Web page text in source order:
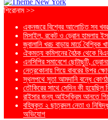
শিরোনাম >>
একনজরে বিশ্বের আলোচিত সব খবর
মিসাইল, রকেট ও ড্রোন হামলায়
জ্বালানি খরচ বাড়ায় মার্চে
ঐকমত্য কমিশনের বৈঠক থেকে
এনসিপির সমাবেশে ছোটাছুটি,
নেত্রকোনায় গিয়ে বাবরের উপর
স্থলপথে সুতা আমদানি বন্ধে
তৌকিরের সাথে সেদিন কী হয়েছিল
রাইসার জন্য আইসক্রিম আনতে
বহিষ্কৃত ২ ছাত্রদল নেতা ও নিষিদ্ধ
অভিযোগ